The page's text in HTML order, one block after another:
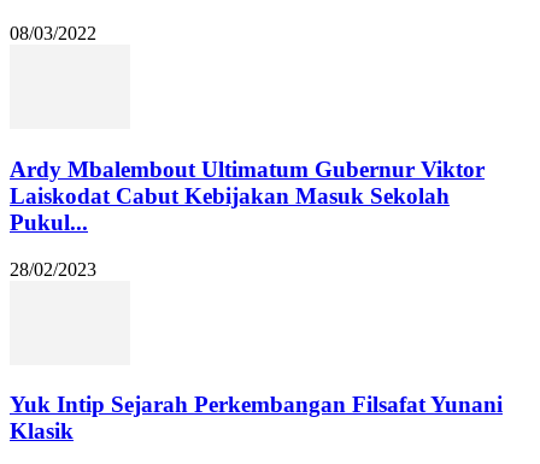
08/03/2022
Ardy Mbalembout Ultimatum Gubernur Viktor
Laiskodat Cabut Kebijakan Masuk Sekolah
Pukul...
28/02/2023
Yuk Intip Sejarah Perkembangan Filsafat Yunani
Klasik